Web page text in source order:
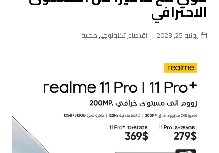
الاحترافي
يونيو 25, 2023 اقتصاد,تكنولوجيا,محلية